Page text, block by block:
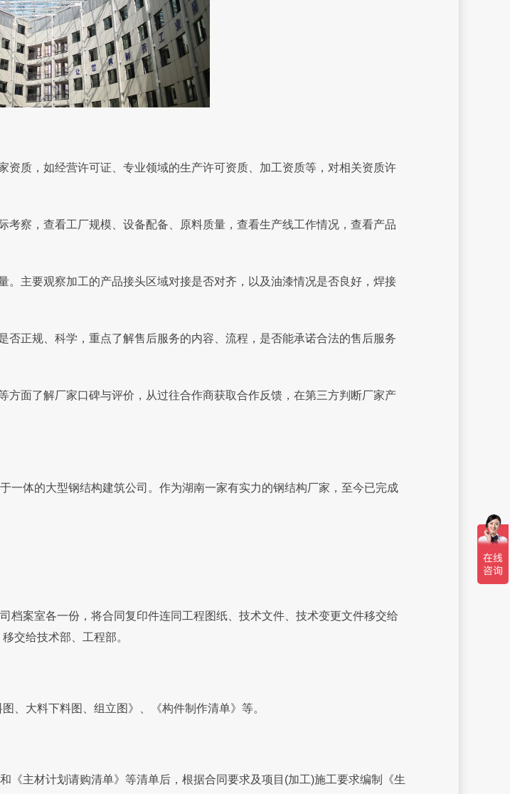
质，如经营许可证、专业领域的生产许可资质、加工资质等，对相关资质许
察，查看工厂规模、设备配备、原料质量，查看生产线工作情况，查看产品
主要观察加工的产品接头区域对接是否对齐，以及油漆情况是否良好，焊接
正规、科学，重点了解售后服务的内容、流程，是否能承诺合法的售后服务
面了解厂家口碑与评价，从过往合作商获取合作反馈，在第三方判断厂家产
体的大型钢结构建筑公司。作为湖南一家有实力的钢结构厂家，至今已完成
案室各一份，将合同复印件连同工程图纸、技术文件、技术变更文件移交给
交给技术部、工程部。
大料下料图、组立图》、《构件制作清单》等。
主材计划请购清单》等清单后，根据合同要求及项目(加工)施工要求编制《生